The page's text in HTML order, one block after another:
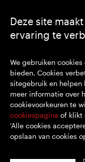
Deze site
ervaring te
We gebruiken
bieden. Cookies
sitegebruik en helpen
meer informatie over
cookievoorkeuren te
cookiespagina of klikt
'Alle cookies
opslaan van cookies
SEGRO plc
VK geregistreerd nr.
Plaats van registratie:
© SEGRO 2022
Disclaimer
Privacybeleid
Cookiebeleid